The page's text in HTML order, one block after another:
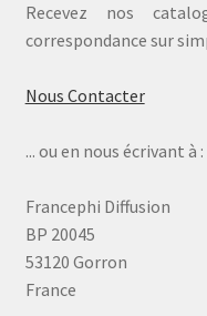
Recevez nos
correspondance sur
Nous Contacter
... ou en nous écrivant à :
Francephi Diffusion
BP 20045
53120 Gorron
France